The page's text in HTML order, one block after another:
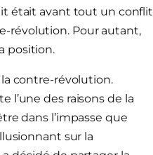
était avant tout un conflit
révolution. Pour autant,
position.
contre-révolution.
l’une des raisons de la
dans l’impasse que
sur la